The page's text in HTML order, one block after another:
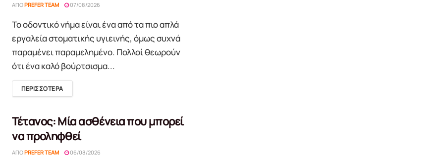
ΑΠΌPREFER TEAM 07/08/2026
Το οδοντικό νήμα είναι ένα από τα πιο απλά
εργαλεία στοματικής υγιεινής, όμως συχνά
παραμένει παραμελημένο. Πολλοί θεωρούν
ότι ένα καλό βούρτσισμα...
ΠΕΡΙΣΣΟΤΕΡΑDETAILS
Τέτανος: Μία ασθένεια που μπορεί
να προληφθεί
ΑΠΌPREFER TEAM 06/08/2026